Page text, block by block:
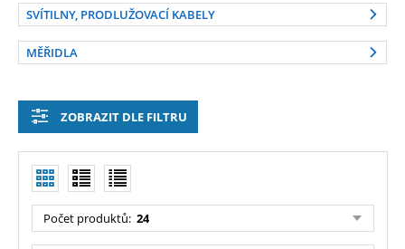
SVÍTILNY, PRODLUŽOVACÍ KABELY
MĚŘIDLA
ZOBRAZIT DLE FILTRU
Počet produktů: 24